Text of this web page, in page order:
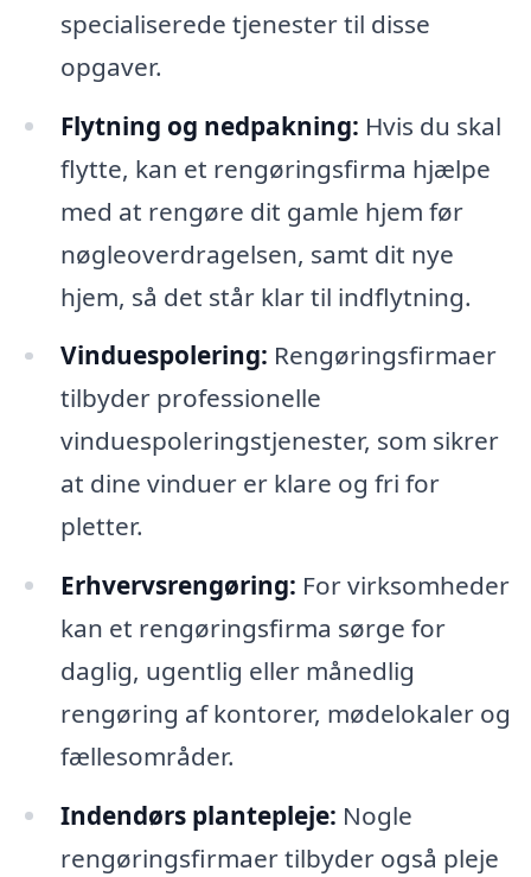
specialiserede tjenester til disse
opgaver.
Flytning og nedpakning: Hvis du skal
flytte, kan et rengøringsfirma hjælpe
med at rengøre dit gamle hjem før
nøgleoverdragelsen, samt dit nye
hjem, så det står klar til indflytning.
Vinduespolering: Rengøringsfirmaer
tilbyder professionelle
vinduespoleringstjenester, som sikrer
at dine vinduer er klare og fri for
pletter.
Erhvervsrengøring: For virksomheder
kan et rengøringsfirma sørge for
daglig, ugentlig eller månedlig
rengøring af kontorer, mødelokaler og
fællesområder.
Indendørs plantepleje: Nogle
rengøringsfirmaer tilbyder også pleje